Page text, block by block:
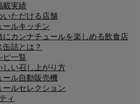
載実績
いただける店舗
ールキッチン
にカンナチュールを楽しめる飲食店
缶詰とは？
ピ一覧
しい召し上がり方
ール自動販売機
ールセレクション
ィ